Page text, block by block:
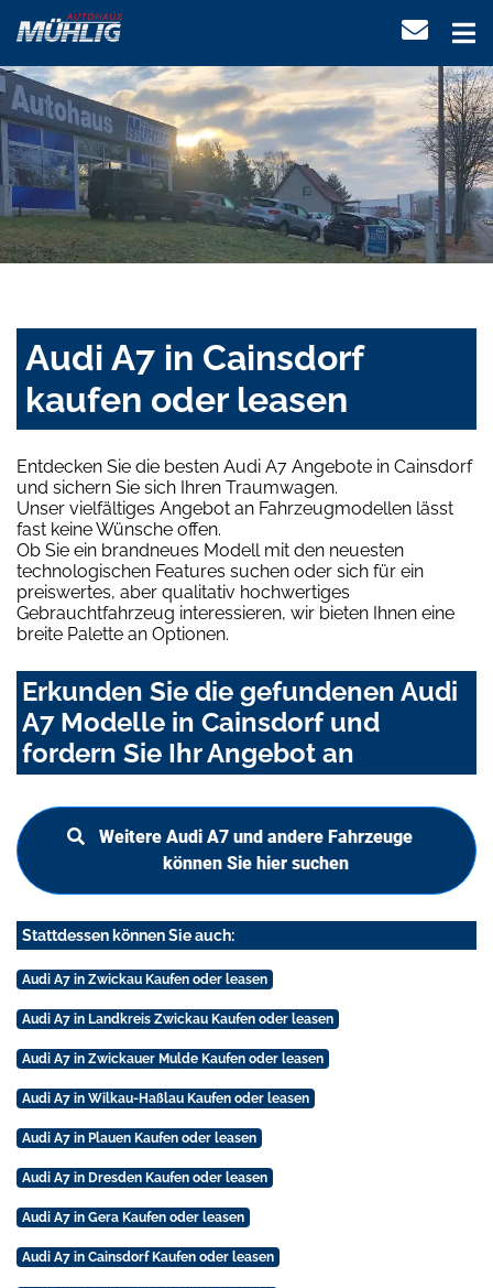
Audi A7 in Cainsdorf
kaufen oder leasen
Entdecken Sie die besten Audi A7 Angebote in Cainsdorf
und sichern Sie sich Ihren Traumwagen.
Unser vielfältiges Angebot an Fahrzeugmodellen lässt
fast keine Wünsche offen.
Ob Sie ein brandneues Modell mit den neuesten
technologischen Features suchen oder sich für ein
preiswertes, aber qualitativ hochwertiges
Gebrauchtfahrzeug interessieren, wir bieten Ihnen eine
breite Palette an Optionen.
Erkunden Sie die gefundenen Audi
A7 Modelle in Cainsdorf und
fordern Sie Ihr Angebot an
Weitere Audi A7 und andere Fahrzeuge
können Sie hier suchen
Stattdessen können Sie auch:
Audi A7 in Zwickau Kaufen oder leasen
Audi A7 in Landkreis Zwickau Kaufen oder leasen
Audi A7 in Zwickauer Mulde Kaufen oder leasen
Audi A7 in Wilkau-Haßlau Kaufen oder leasen
Audi A7 in Plauen Kaufen oder leasen
Audi A7 in Dresden Kaufen oder leasen
Audi A7 in Gera Kaufen oder leasen
Audi A7 in Cainsdorf Kaufen oder leasen